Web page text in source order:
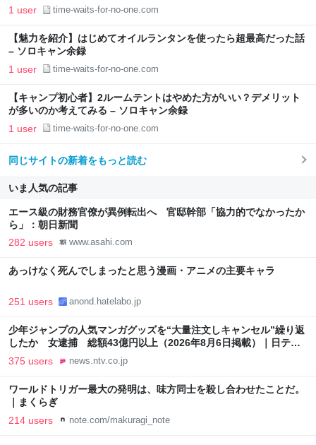
1 user time-waits-for-no-one.com
【魅力を紹介】はじめてオイルランタンを使ったら超最高だった話
– ソロキャン余録
1 user time-waits-for-no-one.com
【キャンプ初心者】2ルームテントはやめた方がいい？デメリット
が多いのか考えてみる – ソロキャン余録
1 user time-waits-for-no-one.com
同じサイトの新着をもっと読む
いま人気の記事
エース級の財務官僚が異例転出へ 官邸幹部「協力的でなかったか
ら」：朝日新聞
282 users www.asahi.com
あっけなく死んでしまったと思う漫画・アニメの主要キャラ
251 users anond.hatelabo.jp
少年ジャンプの人気マンガグッズを“大量注文しキャンセル”繰り返
したか 女逮捕 総額43億円以上（2026年8月6日掲載）｜日テレ
NEWS NNN
375 users news.ntv.co.jp
ワールドトリガー最大の発明は、味方同士を殺し合わせたことだ。
｜まくらぎ
214 users note.com/makuragi_note